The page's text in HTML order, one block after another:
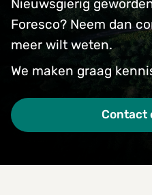
Nieuwsgierig
Foresco? Neem dan
meer wilt weten.
We maken graag
Contact